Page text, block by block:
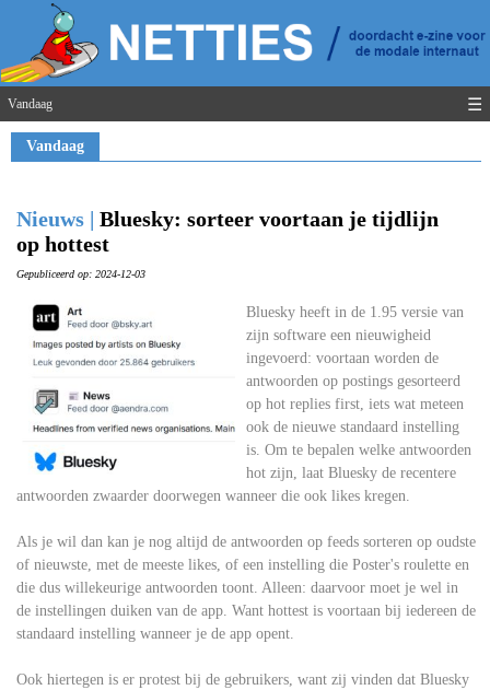
Vandaag ☰
Vandaag
Nieuws | Bluesky: sorteer voortaan je tijdlijn
op hottest
Gepubliceerd op: 2024-12-03
Bluesky heeft in de 1.95 versie van
zijn software een nieuwigheid
ingevoerd: voortaan worden de
antwoorden op postings gesorteerd
op hot replies first, iets wat meteen
ook de nieuwe standaard instelling
is. Om te bepalen welke antwoorden
hot zijn, laat Bluesky de recentere
antwoorden zwaarder doorwegen wanneer die ook likes kregen.
Als je wil dan kan je nog altijd de antwoorden op feeds sorteren op oudste
of nieuwste, met de meeste likes, of een instelling die Poster's roulette en
die dus willekeurige antwoorden toont. Alleen: daarvoor moet je wel in
de instellingen duiken van de app. Want hottest is voortaan bij iedereen de
standaard instelling wanneer je de app opent.
Ook hiertegen is er protest bij de gebruikers, want zij vinden dat Bluesky